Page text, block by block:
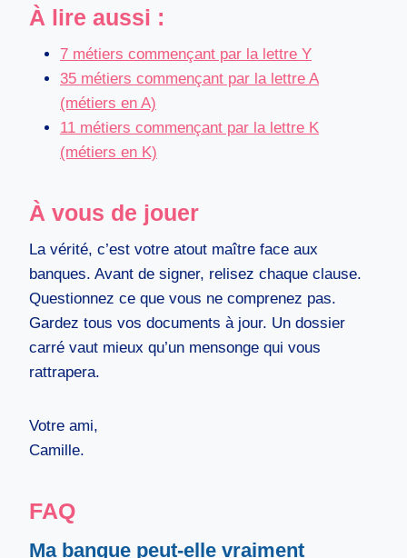
À lire aussi :
7 métiers commençant par la lettre Y
35 métiers commençant par la lettre A
(métiers en A)
11 métiers commençant par la lettre K
(métiers en K)
À vous de jouer
La vérité, c’est votre atout maître face aux
banques. Avant de signer, relisez chaque clause.
Questionnez ce que vous ne comprenez pas.
Gardez tous vos documents à jour. Un dossier
carré vaut mieux qu’un mensonge qui vous
rattrapera.
Votre ami,
Camille.
FAQ
Ma banque peut-elle vraiment